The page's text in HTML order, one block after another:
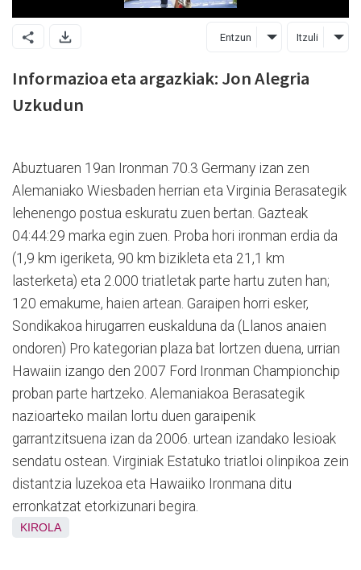
Entzun Itzuli
Informazioa eta argazkiak: Jon Alegria
Uzkudun
Abuztuaren 19an Ironman 70.3 Germany izan zen
Alemaniako Wiesbaden herrian eta Virginia Berasategik
lehenengo postua eskuratu zuen bertan. Gazteak
04:44:29 marka egin zuen. Proba hori ironman erdia da
(1,9 km igeriketa, 90 km bizikleta eta 21,1 km
lasterketa) eta 2.000 triatletak parte hartu zuten han;
120 emakume, haien artean. Garaipen horri esker,
Sondikakoa hirugarren euskalduna da (Llanos anaien
ondoren) Pro kategorian plaza bat lortzen duena, urrian
Hawaiin izango den 2007 Ford Ironman Championchip
proban parte hartzeko. Alemaniakoa Berasategik
nazioarteko mailan lortu duen garaipenik
garrantzitsuena izan da 2006. urtean izandako lesioak
sendatu ostean. Virginiak Estatuko triatloi olinpikoa zein
distantzia luzekoa eta Hawaiiko Ironmana ditu
erronkatzat etorkizunari begira.
KIROLA